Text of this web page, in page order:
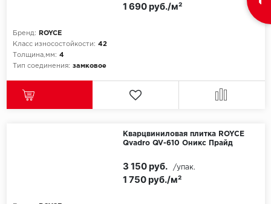
Бренд:
ROYCE
Класс износостойкости: 42
Толщина,мм: 4
Тип соединения: замковое
1 690 руб./м²
Кварцвиниловая плитка ROYCE
Qvadro QV-610 Оникс Прайд
1 750 руб./м²
3 150 руб. /упак.